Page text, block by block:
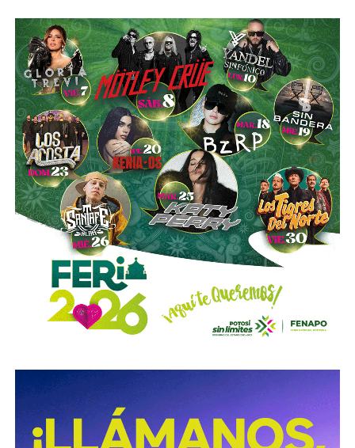
seguridad vial.
La utilización de luces encendidas de manera permanente
y de elementos luminosos o reflejantes permitirá facilitar
la identificación de estos vehículos por parte de los
demás conductores, particularmente durante la noche, en
zonas con poca iluminación o ante condiciones que
reduzcan la visibilidad.
La diputada Sánchez López señaló que estas
disposiciones representan una medida preventiva
orientada a proteger la vida de las personas motociclistas,
disminuir la posibilidad de accidentes y reducir la
gravedad de las lesiones y fallecimientos derivados de
siniestros viales.
Con esta reforma, el Congreso del Estado fortalece las
acciones de prevención y seguridad vial, promoviendo una
motocicletas y motonetas en San Luis Potosí.
También lee:Deudores alimentarios podrían enfrentar
cárcel por ocultar bienes en SLP